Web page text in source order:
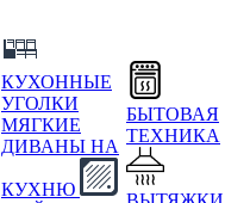
КУХОННЫЕ
УГОЛКИ
МЯГКИЕ
ДИВАНЫ НА
КУХНЮ
БЫТОВАЯ
ТЕХНИКА